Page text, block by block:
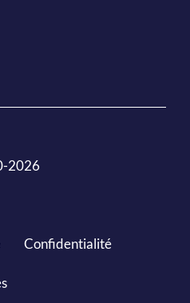
2026
Confidentialité